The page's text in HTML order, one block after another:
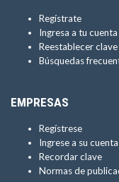
Regístrate
Ingresa a tu cuenta
Reestablecer clave
Búsquedas
EMPRESAS
Regístrese
Ingrese a su cuenta
Recordar clave
Normas de